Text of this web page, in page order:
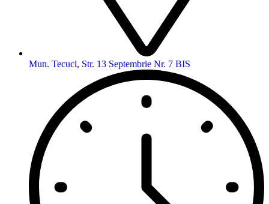
Mun. Tecuci, Str. 13 Septembrie Nr. 7 BIS